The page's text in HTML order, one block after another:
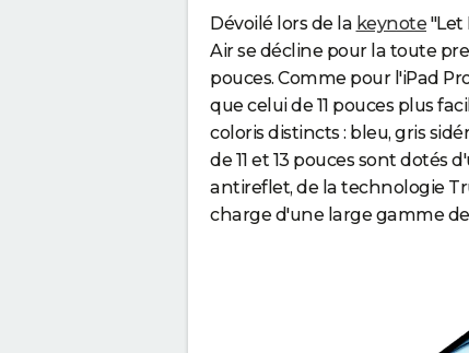
Dévoilé lors de la keynote "Let
Air se décline pour la toute
pouces. Comme pour l'iPad
que celui de 11 pouces plus
coloris distincts : bleu, gris
de 11 et 13 pouces sont
antireflet, de la technologie
charge d'une large gamme